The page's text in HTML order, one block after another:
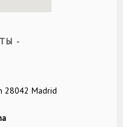
28042 Madrid